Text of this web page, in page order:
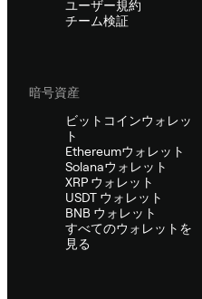
ユーザー規約
チーム検証
暗号資産
ビットコインウォレッ
ト
Ethereumウォレット
Solanaウォレット
XRP ウォレット
USDT ウォレット
BNB ウォレット
すべてのウォレットを
見る